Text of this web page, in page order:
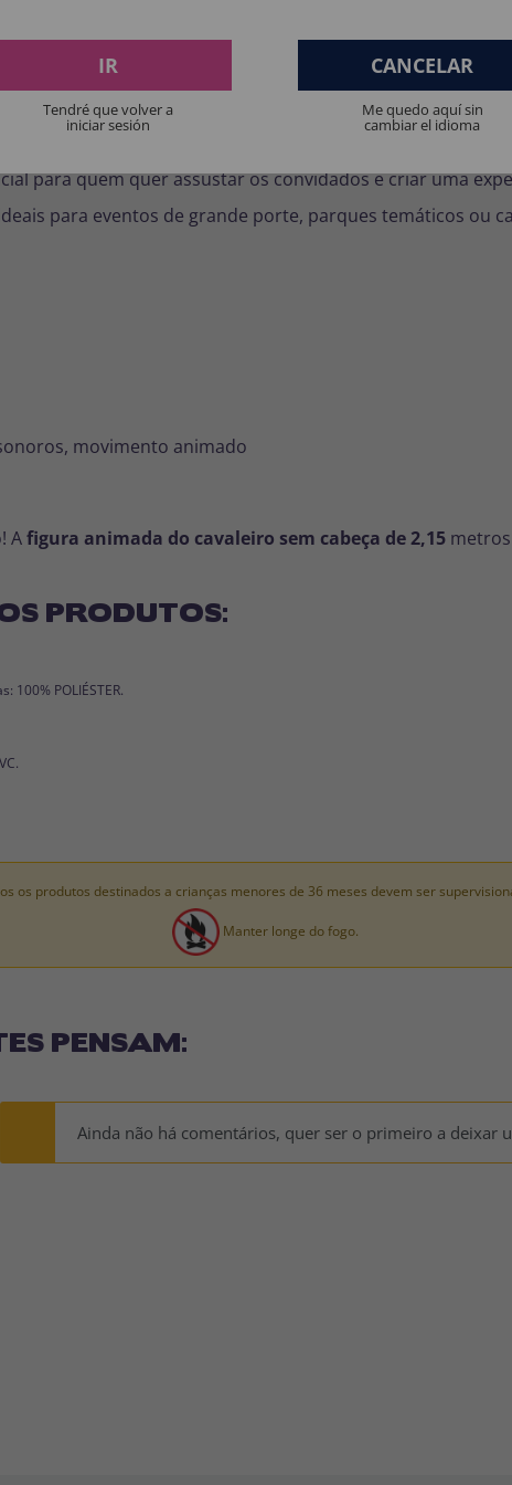
que ele fique em pé sem problemas. Você só
em jardins, entradas ou salas decoradas com temas de
para quem quer assustar os convidados e criar uma
para eventos de grande porte, parques temáticos ou
movimento animado
Afigura animada do cavaleiro sem cabeça de2,15 metros
PRODUTOS:
100% POLIÉSTER.
os produtos destinados a crianças menores de 36 meses devem ser
Manter longe do fogo.
PENSAM:
Ainda não há comentários, quer ser o primeiro a deixar
IR
Tendré que volver a
iniciar sesión
CANCELAR
Me quedo aquí sin
cambiar el idioma